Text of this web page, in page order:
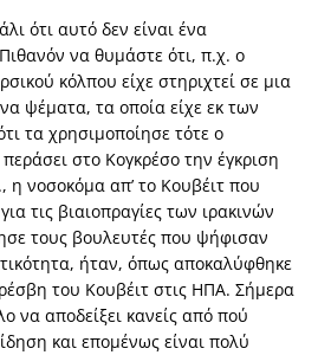
ότι αυτό δεν είναι ένα
να θυμάστε ότι, π.χ. ο
κόλπου είχε στηριχτεί σε μια
ψέματα, τα οποία είχε εκ των
τα χρησιμοποίησε τότε ο
στο Κογκρέσο την έγκριση
νοσοκόμα απ’ το Κουβέιτ που
τις βιαιοπραγίες των ιρακινών
τους βουλευτές που ψήφισαν
ήταν, όπως αποκαλύφθηκε
του Κουβέιτ στις ΗΠΑ. Σήμερα
να αποδείξει κανείς από πού
και επομένως είναι πολύ